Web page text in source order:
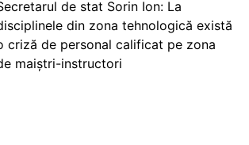
de stat Sorin Ion: La
din zona tehnologică există
criză de personal calificat pe zona
maiștri-instructori